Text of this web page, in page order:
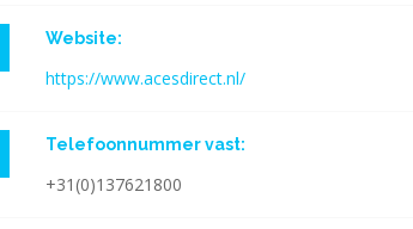
Website:
https://www.acesdirect.nl/
Telefoonnummer vast:
+31(0)137621800